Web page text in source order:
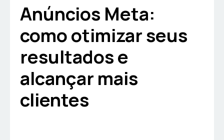
Anúncios Meta:
como otimizar seus
resultados e
alcançar mais
clientes